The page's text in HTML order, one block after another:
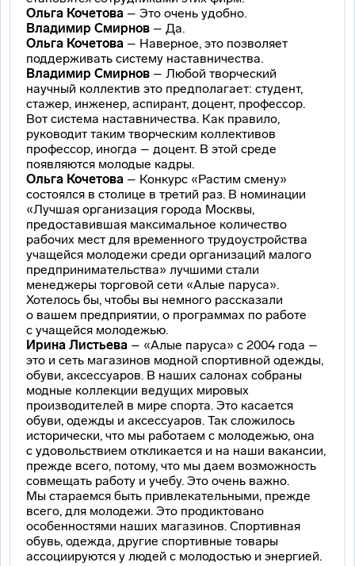
Ольга Кочетова – Это очень удобно.
Владимир Смирнов – Да.
Ольга Кочетова – Наверное, это позволяет
поддерживать систему наставничества.
Владимир Смирнов – Любой творческий
научный коллектив это предполагает: студент,
стажер, инженер, аспирант, доцент, профессор.
Вот система наставничества. Как правило,
руководит таким творческим коллективов
профессор, иногда – доцент. В этой среде
появляются молодые кадры.
Ольга Кочетова – Конкурс «Растим смену»
состоялся в столице в третий раз. В номинации
«Лучшая организация города Москвы,
предоставившая максимальное количество
рабочих мест для временного трудоустройства
учащейся молодежи среди организаций малого
предпринимательства» лучшими стали
менеджеры торговой сети «Алые паруса».
Хотелось бы, чтобы вы немного рассказали
о вашем предприятии, о программах по работе
с учащейся молодежью.
Ирина Листьева – «Алые паруса» с 2004 года –
это и сеть магазинов модной спортивной одежды,
обуви, аксессуаров. В наших салонах собраны
модные коллекции ведущих мировых
производителей в мире спорта. Это касается
обуви, одежды и аксессуаров. Так сложилось
исторически, что мы работаем с молодежью, она
с удовольствием откликается и на наши вакансии,
прежде всего, потому, что мы даем возможность
совмещать работу и учебу. Это очень важно.
Мы стараемся быть привлекательными, прежде
всего, для молодежи. Это продиктовано
особенностями наших магазинов. Спортивная
обувь, одежда, другие спортивные товары
ассоциируются у людей с молодостью и энергией.